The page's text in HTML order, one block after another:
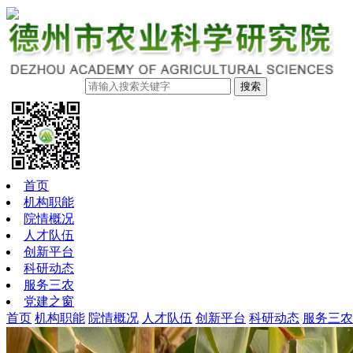
搜索
首页
机构职能
院情概况
人才队伍
创新平台
科研动态
服务三农
党建之窗
首页 机构职能 院情概况 人才队伍 创新平台 科研动态 服务三农